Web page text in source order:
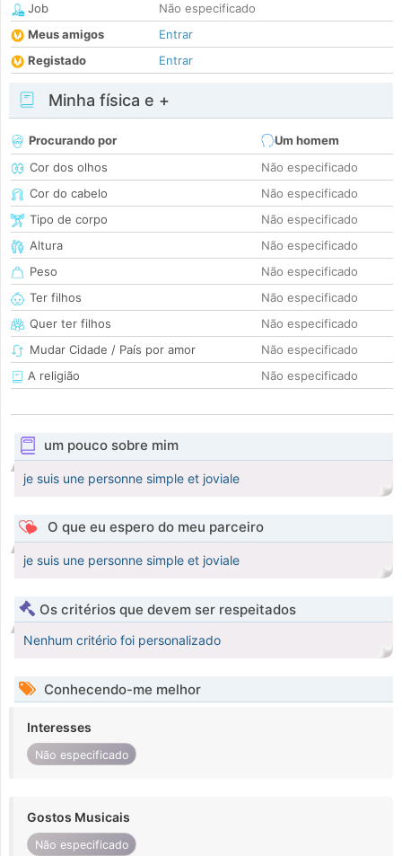
Job
Não especificado
Meus amigos
Entrar
Registado
Entrar
Minha física e +
Procurando por
Um homem
Cor dos olhos
Não especificado
Cor do cabelo
Não especificado
Tipo de corpo
Não especificado
Altura
Não especificado
Peso
Não especificado
Ter filhos
Não especificado
Quer ter filhos
Não especificado
Mudar Cidade / País por amor
Não especificado
A religião
Não especificado
um pouco sobre mim
je suis une personne simple et joviale
O que eu espero do meu parceiro
je suis une personne simple et joviale
Os critérios que devem ser respeitados
Nenhum critério foi personalizado
Conhecendo-me melhor
Interesses
Não especificado
Gostos Musicais
Não especificado